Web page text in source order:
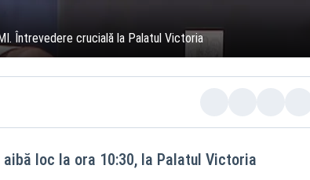
Întrevedere crucială la Palatul Victoria
loc la ora 10:30, la Palatul Victoria